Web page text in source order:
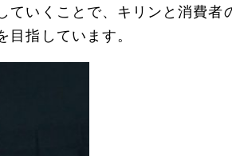
いくことで、キリンと消費者
指しています。